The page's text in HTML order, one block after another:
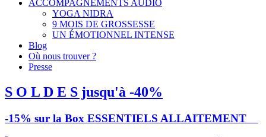
ACCOMPAGNEMENTS AUDIO
YOGA NIDRA
9 MOIS DE GROSSESSE
UN ÉMOTIONNEL INTENSE
Blog
Où nous trouver ?
Presse
S O L D E S jusqu'à -40%
-15% sur la Box ESSENTIELS ALLAITEMENT